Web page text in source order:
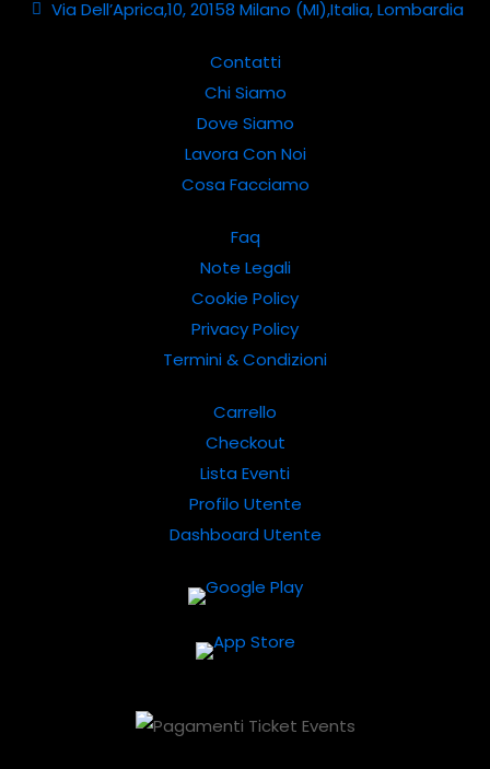
Via Dell’Aprica,10, 20158 Milano (MI),Italia, Lombardia
Contatti
Chi Siamo
Dove Siamo
Lavora Con Noi
Cosa Facciamo
Faq
Note Legali
Cookie Policy
Privacy Policy
Termini & Condizioni
Carrello
Checkout
Lista Eventi
Profilo Utente
Dashboard Utente